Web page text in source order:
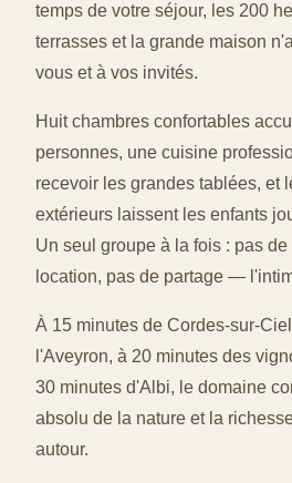
temps de votre séjour, les 200
terrasses et la grande maison
vous et à vos invités.
Huit chambres confortables
personnes, une cuisine
recevoir les grandes tablées, et
extérieurs laissent les enfants
Un seul groupe à la fois : pas
location, pas de partage —
À 15 minutes de Cordes-sur-
l'Aveyron, à 20 minutes des
30 minutes d'Albi, le domaine
absolu de la nature et la
autour.